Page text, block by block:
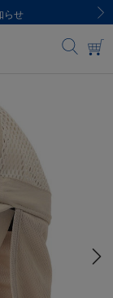
料